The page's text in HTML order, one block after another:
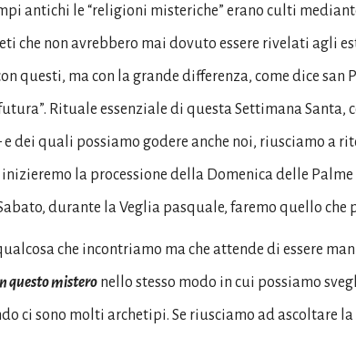
antichi le “religioni misteriche” erano culti
che non avrebbero mai dovuto essere rivelati agli
questi, ma con la grande differenza, come dice san
Rituale essenziale di questa Settimana
dei quali possiamo godere anche noi, riusciamo a
la processione della Domenica delle
durante la Veglia pasquale, faremo quello che
che incontriamo ma che attende di essere
questo mistero nello stesso modo in cui possiamo
ci sono molti archetipi. Se riusciamo ad ascoltare